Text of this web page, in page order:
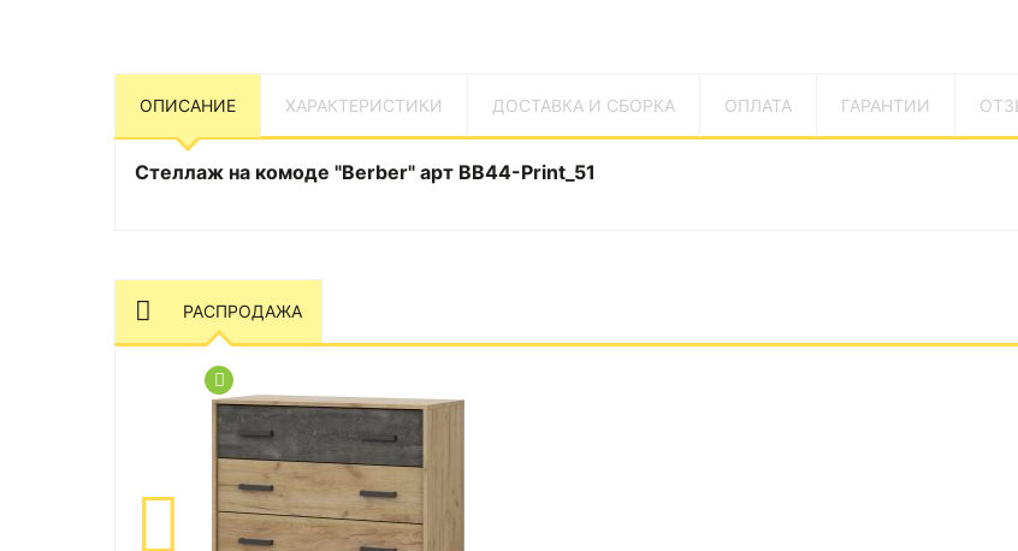
ОПИСАНИЕ ХАРАКТЕРИСТИКИ ДОСТАВКА И СБОРКА ОПЛАТА ГАРАНТИИ
Стеллаж на комоде "Berber" арт BB44-Print_51
РАСПРОДАЖА